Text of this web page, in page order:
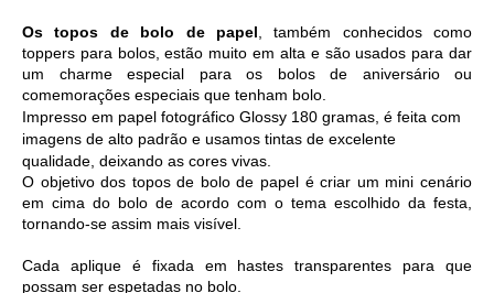
Os topos de bolo de papel , também conhecidos como
toppers para bolos, estão muito em alta e são usados para dar
um charme especial para os bolos de aniversário ou
comemorações especiais que tenham bolo.
Impresso em papel fotográfico Glossy 180 gramas, é feita com
imagens de alto padrão e usamos tintas de excelente
qualidade, deixando as cores vivas.
O objetivo dos topos de bolo de papel é criar um mini cenário
em cima do bolo de acordo com o tema escolhido da festa,
tornando-se assim mais visível.
Cada aplique é fixada em hastes transparentes para que
possam ser espetadas no bolo.